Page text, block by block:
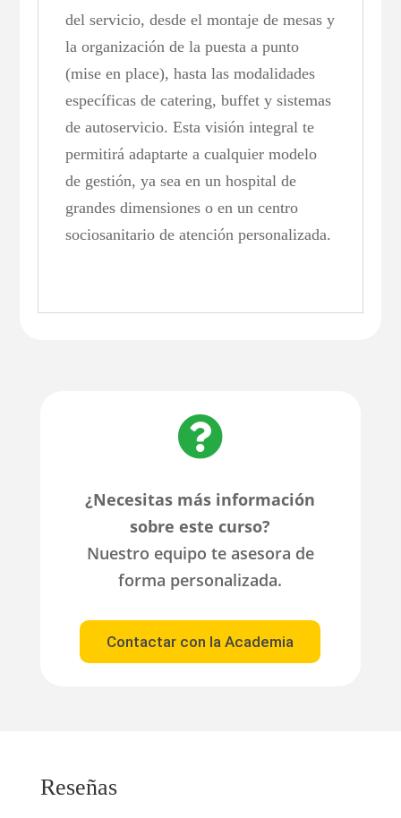
del servicio, desde el montaje de mesas y
la organización de la puesta a punto
(mise en place), hasta las modalidades
específicas de catering, buffet y sistemas
de autoservicio. Esta visión integral te
permitirá adaptarte a cualquier modelo
de gestión, ya sea en un hospital de
grandes dimensiones o en un centro
sociosanitario de atención personalizada.

¿Necesitas más información
sobre este curso?
Nuestro equipo te asesora de
forma personalizada.
Contactar con la Academia
Reseñas